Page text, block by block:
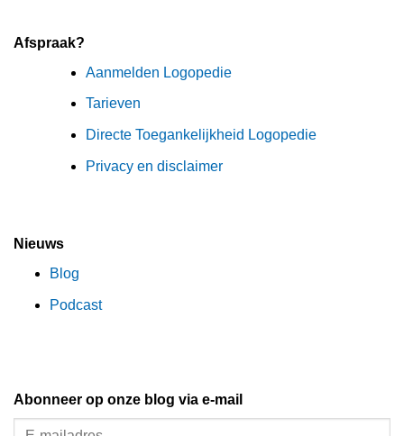
Afspraak?
Aanmelden Logopedie
Tarieven
Directe Toegankelijkheid Logopedie
Privacy en disclaimer
Nieuws
Blog
Podcast
Abonneer op onze blog via e-mail